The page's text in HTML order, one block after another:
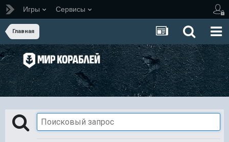
Игры Сервисы
Главная